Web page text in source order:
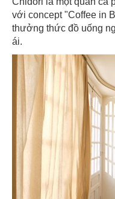
với concept "Coffee in
thưởng thức đồ uống
ái.